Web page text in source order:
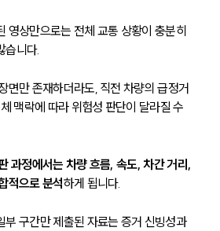
영상만으로는 전체 교통 상황이 충분히
습니다.
면만 존재하더라도, 직전 차량의 급정거
맥락에 따라 위험성 판단이 달라질 수
과정에서는 차량 흐름, 속도, 차간 거리,
적으로 분석하게 됩니다.
부 구간만 제출된 자료는 증거 신빙성과